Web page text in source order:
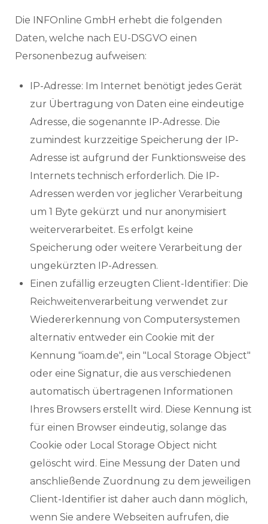
Die INFOnline GmbH erhebt die folgenden
Daten, welche nach EU-DSGVO einen
Personenbezug aufweisen:
IP-Adresse: Im Internet benötigt jedes Gerät
zur Übertragung von Daten eine eindeutige
Adresse, die sogenannte IP-Adresse. Die
zumindest kurzzeitige Speicherung der IP-
Adresse ist aufgrund der Funktionsweise des
Internets technisch erforderlich. Die IP-
Adressen werden vor jeglicher Verarbeitung
um 1 Byte gekürzt und nur anonymisiert
weiterverarbeitet. Es erfolgt keine
Speicherung oder weitere Verarbeitung der
ungekürzten IP-Adressen.
Einen zufällig erzeugten Client-Identifier: Die
Reichweitenverarbeitung verwendet zur
Wiedererkennung von Computersystemen
alternativ entweder ein Cookie mit der
Kennung "ioam.de", ein "Local Storage Object"
oder eine Signatur, die aus verschiedenen
automatisch übertragenen Informationen
Ihres Browsers erstellt wird. Diese Kennung ist
für einen Browser eindeutig, solange das
Cookie oder Local Storage Object nicht
gelöscht wird. Eine Messung der Daten und
anschließende Zuordnung zu dem jeweiligen
Client-Identifier ist daher auch dann möglich,
wenn Sie andere Webseiten aufrufen, die